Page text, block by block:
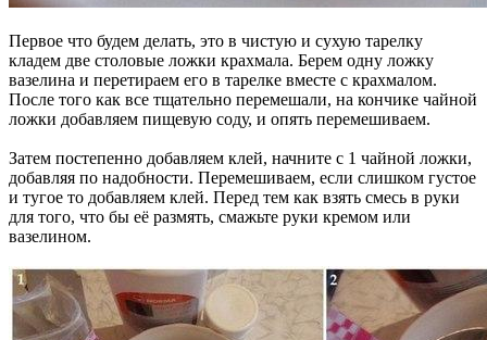
Первое что будем делать, это в чистую и сухую тарелку
кладем две столовые ложки крахмала. Берем одну ложку
вазелина и перетираем его в тарелке вместе с крахмалом.
После того как все тщательно перемешали, на кончике чайной
ложки добавляем пищевую соду, и опять перемешиваем.
Затем постепенно добавляем клей, начните с 1 чайной ложки,
добавляя по надобности. Перемешиваем, если слишком густое
и тугое то добавляем клей. Перед тем как взять смесь в руки
для того, что бы её размять, смажьте руки кремом или
вазелином.